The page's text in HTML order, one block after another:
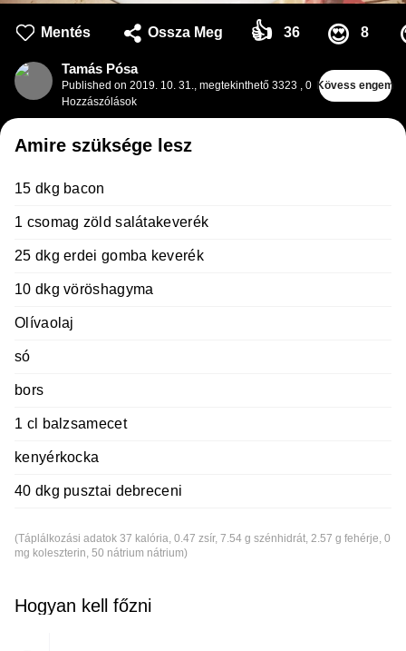
Mentés Ossza Meg 👍 36 😍 8
Tamás Pósa
Published on 2019. 10. 31., megtekinthető 3323 , 0
Hozzászólások
Kövess engem
Amire szüksége lesz
15 dkg bacon
1 csomag zöld salátakeverék
25 dkg erdei gomba keverék
10 dkg vöröshagyma
Olívaolaj
só
bors
1 cl balzsamecet
kenyérkocka
40 dkg pusztai debreceni
(Táplálkozási adatok 37 kalória, 0.47 zsír, 7.54 g szénhidrát, 2.57 g fehérje, 0
mg koleszterin, 50 nátrium nátrium)
Hogyan kell főzni